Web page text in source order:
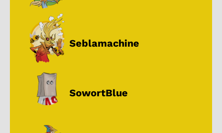
Seblamachine
SowortBlue